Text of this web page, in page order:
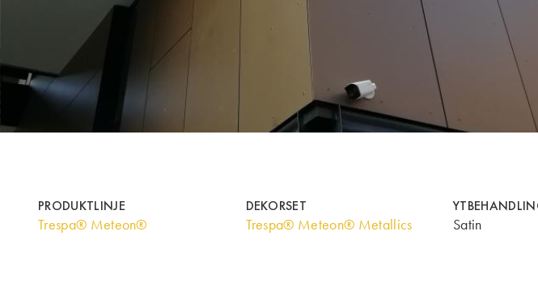
PRODUKTLINJE
Trespa® Meteon®
DEKORSET
Trespa® Meteon® Metallics Satin